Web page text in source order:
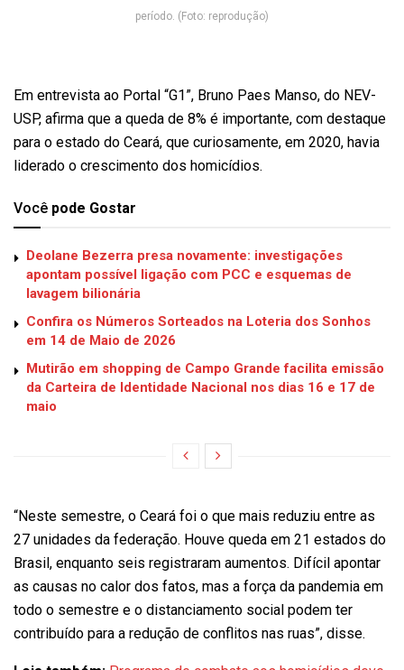
período. (Foto: reprodução)
Em entrevista ao Portal “G1”, Bruno Paes Manso, do NEV-
USP, afirma que a queda de 8% é importante, com destaque
para o estado do Ceará, que curiosamente, em 2020, havia
liderado o crescimento dos homicídios.
Você pode Gostar
Deolane Bezerra presa novamente: investigações
apontam possível ligação com PCC e esquemas de
lavagem bilionária
Confira os Números Sorteados na Loteria dos Sonhos
em 14 de Maio de 2026
Mutirão em shopping de Campo Grande facilita emissão
da Carteira de Identidade Nacional nos dias 16 e 17 de
maio
“Neste semestre, o Ceará foi o que mais reduziu entre as
27 unidades da federação. Houve queda em 21 estados do
Brasil, enquanto seis registraram aumentos. Difícil apontar
as causas no calor dos fatos, mas a força da pandemia em
todo o semestre e o distanciamento social podem ter
contribuído para a redução de conflitos nas ruas”, disse.